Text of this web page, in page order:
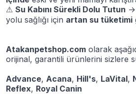
⚠ Su Kabını Sürekli Dolu Tutun →
yolu sağlığı için artan su tüketimi
Atakanpetshop.com olarak
orijinal, garantili ürünlerini sizlere
Advance, Acana, Hill's, LaVital,
Reflex, Royal Canin